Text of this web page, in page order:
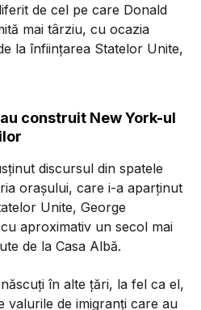
de cel pe care Donald
mai târziu, cu ocazia
la înființarea Statelor Unite,
construit New York-ul
discursul din spatele
orașului, care i-a aparținut
Unite, George
aproximativ un secol mai
de la Casa Albă.
în alte țări, la fel ca el,
valurile de imigranți care au